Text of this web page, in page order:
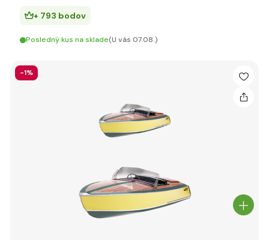
+ 793 bodov
Posledný kus na sklade(U vás 07.08.)
-1%